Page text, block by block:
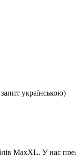
українською)
MaxXL. У нас